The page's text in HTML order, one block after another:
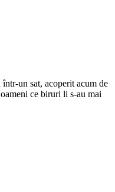
un sat, acoperit acum de
ce biruri li s-au mai